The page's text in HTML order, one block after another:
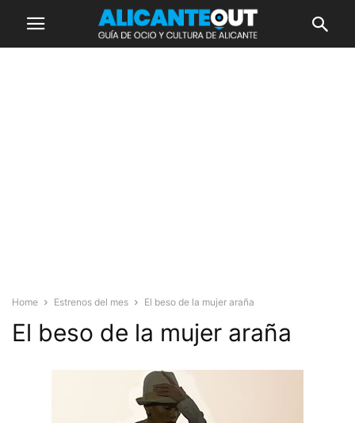
Home Estrenos del mes El beso de la mujer araña
El beso de la mujer araña